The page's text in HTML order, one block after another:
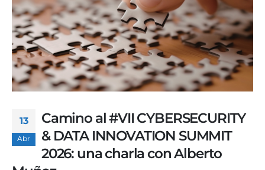
13
Abr
Camino al #VII CYBERSECURITY
& DATA INNOVATION SUMMIT
2026: una charla con Alberto